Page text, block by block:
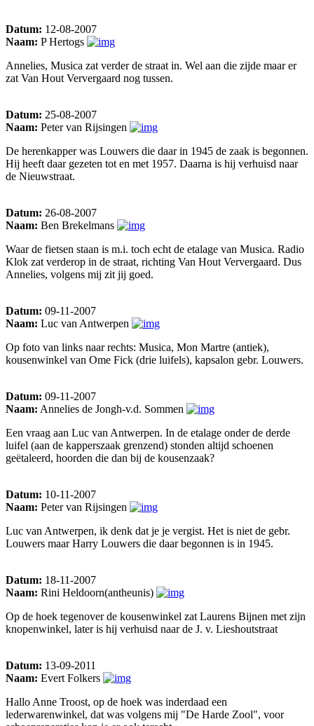
Datum: 12-08-2007
Naam: P Hertogs
Annelies, Musica zat verder de straat in. Wel aan die zijde maar er
zat Van Hout Ververgaard nog tussen.
Datum: 25-08-2007
Naam: Peter van Rijsingen
De herenkapper was Louwers die daar in 1945 de zaak is begonnen.
Hij heeft daar gezeten tot en met 1957. Daarna is hij verhuisd naar
de Nieuwstraat.
Datum: 26-08-2007
Naam: Ben Brekelmans
Waar de fietsen staan is m.i. toch echt de etalage van Musica. Radio
Klok zat verderop in de straat, richting Van Hout Ververgaard. Dus
Annelies, volgens mij zit jij goed.
Datum: 09-11-2007
Naam: Luc van Antwerpen
Op foto van links naar rechts: Musica, Mon Martre (antiek),
kousenwinkel van Ome Fick (drie luifels), kapsalon gebr. Louwers.
Datum: 09-11-2007
Naam: Annelies de Jongh-v.d. Sommen
Een vraag aan Luc van Antwerpen. In de etalage onder de derde
luifel (aan de kapperszaak grenzend) stonden altijd schoenen
geëtaleerd, hoorden die dan bij de kousenzaak?
Datum: 10-11-2007
Naam: Peter van Rijsingen
Luc van Antwerpen, ik denk dat je je vergist. Het is niet de gebr.
Louwers maar Harry Louwers die daar begonnen is in 1945.
Datum: 18-11-2007
Naam: Rini Heldoorn(antheunis)
Op de hoek tegenover de kousenwinkel zat Laurens Bijnen met zijn
knopenwinkel, later is hij verhuisd naar de J. v. Lieshoutstraat
Datum: 13-09-2011
Naam: Evert Folkers
Hallo Anne Troost, op de hoek was inderdaad een
lederwarenwinkel, dat was volgens mij "De Harde Zool", voor